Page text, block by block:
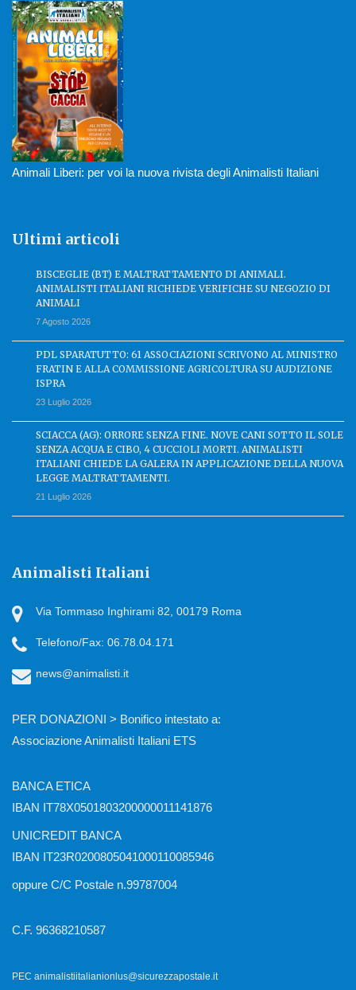
Animali Liberi: per voi la nuova rivista degli Animalisti Italiani
Ultimi articoli
BISCEGLIE (BT) E MALTRATTAMENTO DI ANIMALI.
ANIMALISTI ITALIANI RICHIEDE VERIFICHE SU NEGOZIO DI
ANIMALI
7 Agosto 2026
PDL SPARATUTTO: 61 ASSOCIAZIONI SCRIVONO AL MINISTRO
FRATIN E ALLA COMMISSIONE AGRICOLTURA SU AUDIZIONE
ISPRA
23 Luglio 2026
SCIACCA (AG): ORRORE SENZA FINE. NOVE CANI SOTTO IL SOLE
SENZA ACQUA E CIBO, 4 CUCCIOLI MORTI. ANIMALISTI
ITALIANI CHIEDE LA GALERA IN APPLICAZIONE DELLA NUOVA
LEGGE MALTRATTAMENTI.
21 Luglio 2026
Animalisti Italiani
Via Tommaso Inghirami 82, 00179 Roma
Telefono/Fax: 06.78.04.171
news@animalisti.it
PER DONAZIONI > Bonifico intestato a:
Associazione Animalisti Italiani ETS
BANCA ETICA
IBAN IT78X0501803200000011141876
UNICREDIT BANCA
IBAN IT23R0200805041000110085946
oppure C/C Postale n.99787004
C.F. 96368210587
PEC animalistiitalianionlus@sicurezzapostale.it